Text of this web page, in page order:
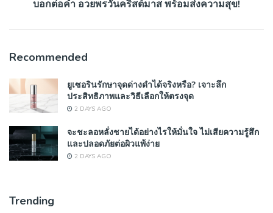
บอกต่อคำ อวยพรวันคริสต์มาส พร้อมส่งความสุข!
Recommended
ยูเซอรินรักษาจุดด่างดำได้จริงหรือ? เจาะลึก
ประสิทธิภาพและวิธีเลือกให้ตรงจุด
2 DAYS AGO
จะชะลอหลั่งชายได้อย่างไรให้มั่นใจ ไม่เสียความรู้สึก
และปลอดภัยต่อผิวแพ้ง่าย
2 DAYS AGO
Trending